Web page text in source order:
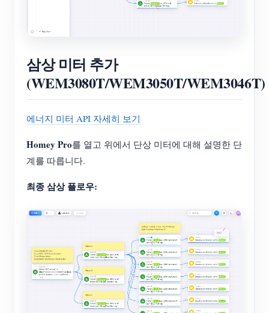
삼상 미터 추가
(WEM3080T/WEM3050T/WEM3046T)
에너지 미터 API 자세히 보기
Homey Pro를 열고 위에서 단상 미터에 대해 설명한 단
계를 따릅니다.
최종 삼상 플로우: